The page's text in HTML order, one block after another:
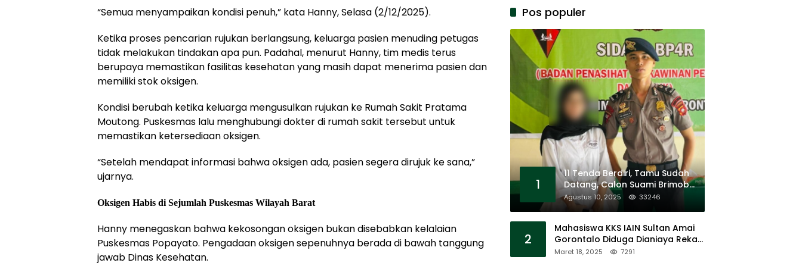
“Semua menyampaikan kondisi penuh,” kata Hanny, Selasa (2/12/2025).
Ketika proses pencarian rujukan berlangsung, keluarga pasien menuding petugas
tidak melakukan tindakan apa pun. Padahal, menurut Hanny, tim medis terus
berupaya memastikan fasilitas kesehatan yang masih dapat menerima pasien dan
memiliki stok oksigen.
Kondisi berubah ketika keluarga mengusulkan rujukan ke Rumah Sakit Pratama
Moutong. Puskesmas lalu menghubungi dokter di rumah sakit tersebut untuk
memastikan ketersediaan oksigen.
“Setelah mendapat informasi bahwa oksigen ada, pasien segera dirujuk ke sana,”
ujarnya.
Oksigen Habis di Sejumlah Puskesmas Wilayah Barat
Hanny menegaskan bahwa kekosongan oksigen bukan disebabkan kelalaian
Puskesmas Popayato. Pengadaan oksigen sepenuhnya berada di bawah tanggung
jawab Dinas Kesehatan.
Kepemimpinan
Pos populer
1
11 Tenda Berdiri, Tamu Sudah
Datang, Calon Suami Brimob
Tak Pernah Muncul
Agustus 10, 2025 33246
2
Mahasiswa KKS IAIN Sultan Amai
Gorontalo Diduga Dianiaya Rekan
Sendiri di Popayato Barat
Maret 18, 2025 7291